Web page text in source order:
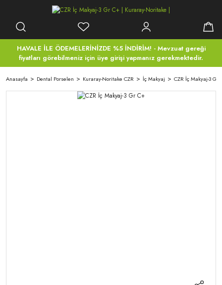
HAVALE İLE ÖDEMELERİNİZDE %5 İNDİRİM! - Mevzuat gereği
fiyatları görebilmeniz için üye girişi yapmanız gerekmektedir.
Anasayfa Dental Porselen Kuraray-Noritake CZR İç Makyaj CZR İç Makyaj-3 Gr